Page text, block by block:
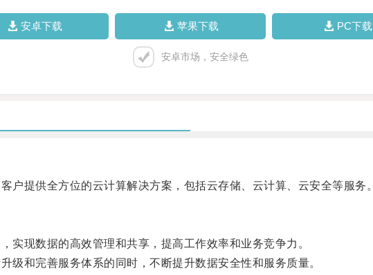
安卓下载 苹果下载 PC下载
安卓市场，安全绿色
提供全方位的云计算解决方案，包括云存储、云计算、云安全等服务。
现数据的高效管理和共享，提高工作效率和业务竞争力。
和完善服务体系的同时，不断提升数据安全性和服务质量。